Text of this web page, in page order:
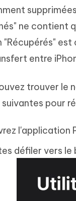
ne contient
"Récupérés" est
entre
trouver le
pour
l'application
défiler vers le